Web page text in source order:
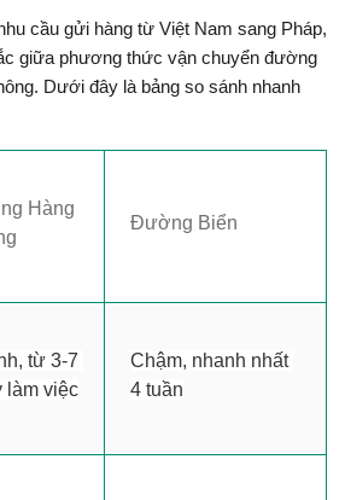
cầu gửi hàng từ Việt Nam sang Pháp,
giữa phương thức vận chuyển đường
Dưới đây là bảng so sánh nhanh
Hàng
Đường Biển
từ 3-7
làm việc
Chậm, nhanh nhất
4 tuần